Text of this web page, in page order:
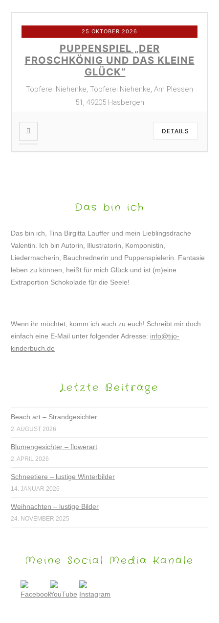
25 OKTOBER 2026
PUPPENSPIEL „DER
FROSCHKÖNIG UND DAS KLEINE
GLÜCK“
Töpferei Niehenke, Töpferei Niehenke, Am Plessen
51, 49205 Hasbergen
DETAILS
Das bin ich
Das bin ich, Tina Birgitta Lauffer und mein Lieblingsdrache
Valentin. Ich bin Autorin, Illustratorin, Komponistin,
Liedermacherin, Bauchrednerin und Puppenspielerin. Fantasie
leben zu können, heißt für mich Glück und ist (m)eine
Extraportion Schokolade für die Seele!
Wenn ihr möchtet, komm ich auch zu euch! Schreibt mir doch
einfach eine E-Mail unter folgender Adresse: info@tijo-
kinderbuch.de
Letzte Beiträge
Beach art – Strandgesichter
2. AUGUST 2026
Blumengesichter – flowerart
2. APRIL 2026
Schneetiere – lustige Winterbilder
14. JANUAR 2026
Weihnachten – lustige Bilder
24. NOVEMBER 2025
Meine Social Media Kanäle